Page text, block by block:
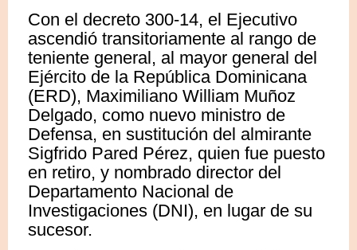
Con el decreto 300-14, el Ejecutivo
ascendió transitoriamente al rango de
teniente general, al mayor general del
Ejército de la República Dominicana
(ERD), Maximiliano William Muñoz
Delgado, como nuevo ministro de
Defensa, en sustitución del almirante
Sigfrido Pared Pérez, quien fue puesto
en retiro, y nombrado director del
Departamento Nacional de
Investigaciones (DNI), en lugar de su
sucesor.